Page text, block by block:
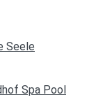
Seele